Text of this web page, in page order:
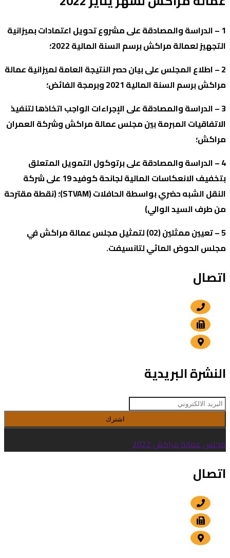
1 – الدراسة والمصادقة على مشروع تحويل اعتمادات بميزانية
التجهيز لعمالة مراكش برسم السنة المالية 2022؛
2 – اطلاع المجلس على بيان حصر النتيجة العامة لميزانية عمالة
مراكش برسم السنة المالية 2021 وبرمجة الفائض؛
3 – الدراسة والمصادقة على الإجراءات الواجب اتخاذها لتنفيذ
الاتفاقيات المبرمة بين مجلس عمالة مراكش وشركة العمران
مراكش؛
4 – الدراسة والمصادقة على برتوكول التمويل المتعلق
بتخفيف الانعكاسات المالية لجانحة كوفيد 19 على شركة
النقل الشبه حضري بواسطة الحافلات (STVAM)؛ (نقطة مقترحة
من طرف السيد الوالي)
5 – تعيين ممثلين (02) لتمثيل مجلس عمالة مراكش في
مجلس الحوض المائي لتانسيفت.
اتصال
النشرة البريدية
اشترك
مجلس عمالة مراكش 2022
اتصال